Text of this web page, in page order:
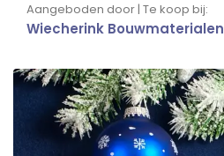
Aangeboden door | Te koop bij:
Wiecherink Bouwmaterialen